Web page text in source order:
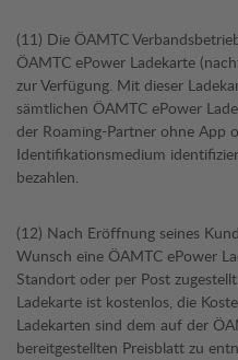
(11) Die ÖAMTC
ÖAMTC ePower Ladekarte
zur Verfügung. Mit dieser
sämtlichen ÖAMTC ePower
der Roaming-Partner ohne App
Identifikationsmedium
bezahlen.
(12) Nach Eröffnung seines
Wunsch eine ÖAMTC ePower
Standort oder per Post
Ladekarte ist kostenlos, die
Ladekarten sind dem auf der
bereitgestellten Preisblatt zu